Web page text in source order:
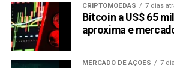
cripto em polvorosa sobre o potencial
que esta nova memecoin pode ser
moedas para investidores que buscam
CRIPTOMOEDAS 7 dias
Bitcoin a US$ 65
aproxima e
MERCADO DE AÇÕES 7